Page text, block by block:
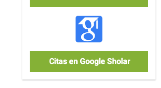
Citas en Google Sholar